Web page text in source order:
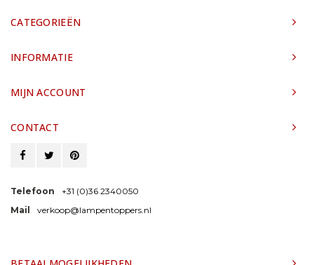
CATEGORIEËN
INFORMATIE
MIJN ACCOUNT
CONTACT
Telefoon
+31 (0)36 2340050
Mail
verkoop@lampentoppers.nl